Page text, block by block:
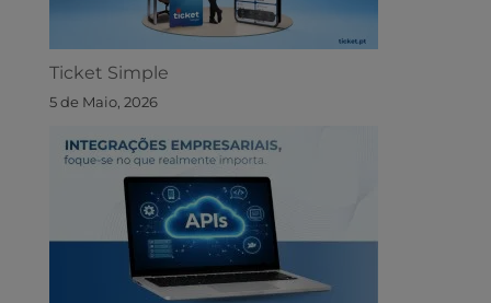
Ticket Simple
5 de Maio, 2026